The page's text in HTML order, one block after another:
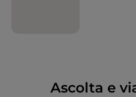
Ascolta e